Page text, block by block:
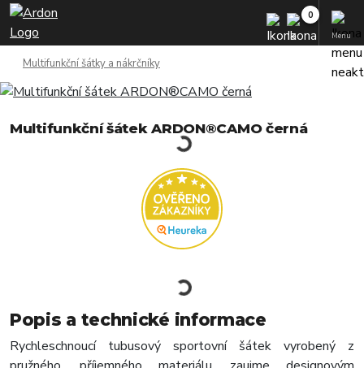
Menu
Multifunkční šátky a nákrčníky
Multifunkční šátek ARDON®CAMO černá
Popis a technické informace
Rychleschnoucí tubusový sportovní šátek vyrobený z